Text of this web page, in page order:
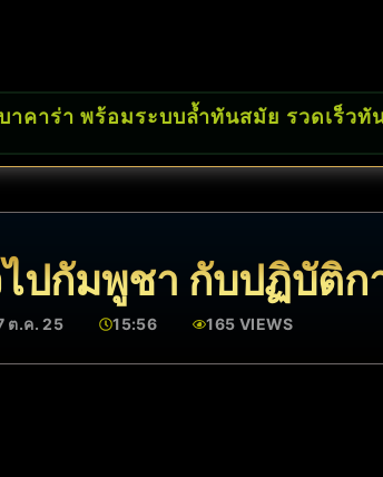
คาร่า พร้อมระบบล้ำทันสมัย รวดเร็วทั
ไปกัมพูชา กับปฏิบัติ
ต.ค. 25 15:56 165 VIEWS